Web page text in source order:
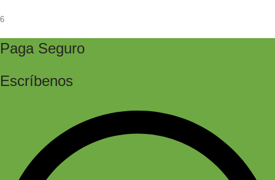
6
Paga Seguro
Escríbenos